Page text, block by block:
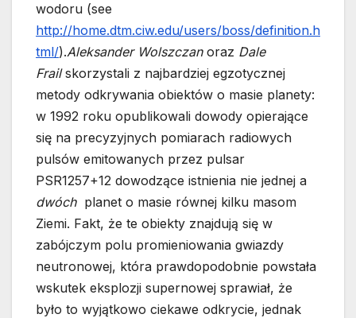
wodoru (see
http://home.dtm.ciw.edu/users/boss/definition.h
tml/).Aleksander Wolszczanoraz Dale
Frailskorzystali z najbardziej egzotycznej
metody odkrywania obiektów o masie planety:
w 1992 roku opublikowali dowody opierające
się na precyzyjnych pomiarach radiowych
pulsów emitowanych przez pulsar
PSR1257+12 dowodzące istnienia nie jednej a
dwóch planet o masie równej kilku masom
Ziemi. Fakt, że te obiekty znajdują się w
zabójczym polu promieniowania gwiazdy
neutronowej, która prawdopodobnie powstała
wskutek eksplozji supernowej sprawiał, że
było to wyjątkowo ciekawe odkrycie, jednak